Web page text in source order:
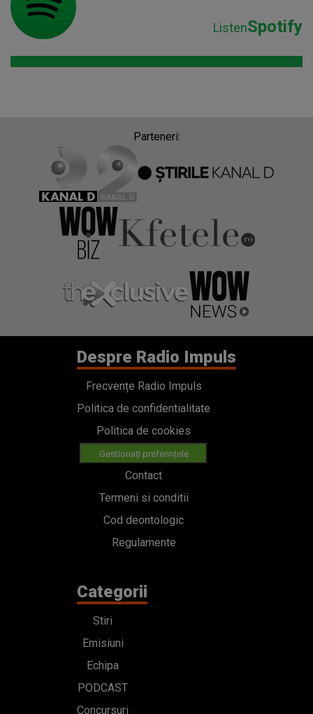
ListenSpotify
Parteneri:
Despre Radio Impuls
Frecvențe Radio Impuls
Politica de confidentialitate
Politica de cookies
Gestionați preferințele
Contact
Termeni si conditii
Cod deontologic
Regulamente
Categorii
Stiri
Emisiuni
Echipa
PODCAST
Concursuri